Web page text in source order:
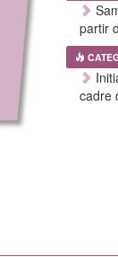
partir
cadre